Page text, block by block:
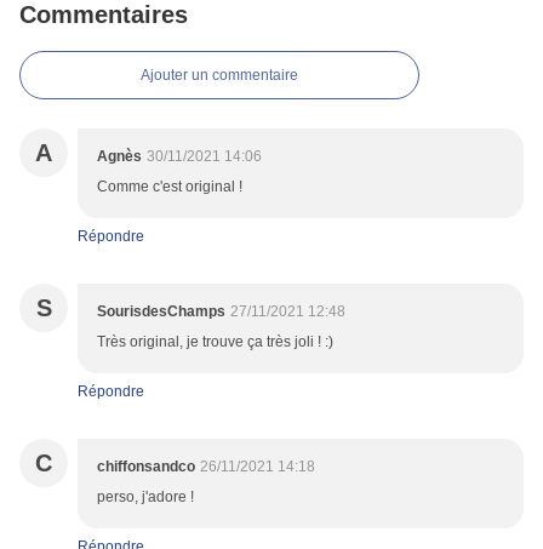
Commentaires
Ajouter un commentaire
A Agnès 30/11/2021 14:06
Comme c'est original !
Répondre
S SourisdesChamps 27/11/2021 12:48
Très original, je trouve ça très joli ! :)
Répondre
C chiffonsandco 26/11/2021 14:18
perso, j'adore !